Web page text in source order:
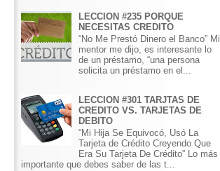
LECCION #235 PORQUE
NECESITAS CREDITO
“No Me Prestó Dinero el Banco” Mi
mentor me dijo, es interesante lo
de un préstamo, “una persona
solicita un préstamo en el...
LECCION #301 TARJTAS DE
CREDITO VS. TARJETAS DE
DEBITO
“Mi Hija Se Equivocó, Usó La
Tarjeta de Crédito Creyendo Que
Era Su Tarjeta De Crédito” Lo más
importante que debes saber de las t...